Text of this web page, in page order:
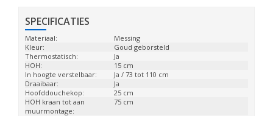
SPECIFICATIES
Materiaal:
Messing
Kleur:
Goud geborsteld
Thermostatisch:
Ja
HOH:
15 cm
In hoogte verstelbaar:
Ja / 73 tot 110 cm
Draaibaar:
Ja
Hoofddouchekop:
25 cm
HOH kraan tot aan
muurmontage:
75 cm